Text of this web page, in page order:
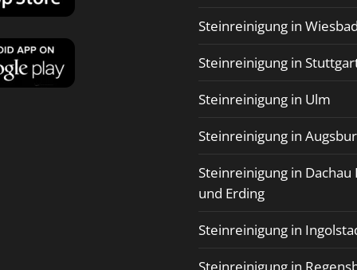
Steinreinigung in
Steinreinigung in
Steinreinigung in Ulm
Steinreinigung in
Steinreinigung in Dachau
und Erding
Steinreinigung in